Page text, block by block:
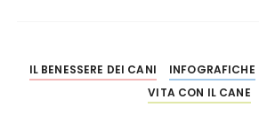
k
IL BENESSERE DEI CANI INFOGRAFICHE
VITA CON IL CANE